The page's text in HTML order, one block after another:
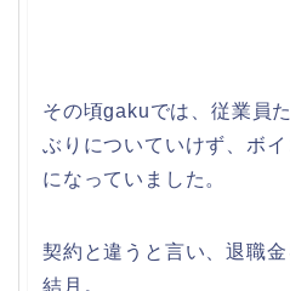
その頃gakuでは、従業員
ぶりについていけず、ボ
になっていました。
契約と違うと言い、退職
結月。